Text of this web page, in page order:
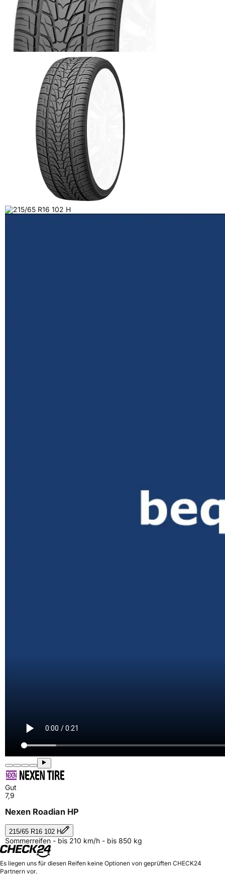
Gut
7,9
Nexen Roadian HP
215/65 R16 102 H
Sommerreifen - bis 210 km/h - bis 850 kg
Es liegen uns für diesen Reifen keine Optionen von geprüften CHECK24
Partnern vor.